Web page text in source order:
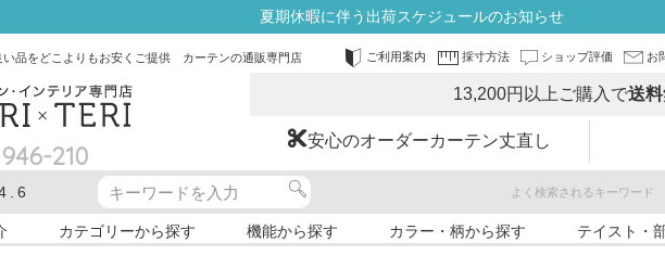
夏期休暇に伴う出荷スケジュールのお知らせ
い品をどこよりもお安くご提供 カーテンの通販専門店 ご利用案内 採寸方法 ショップ評価 お
210
13,200円以上ご購入で送
安心のオーダーカーテン丈直し
よく検索されるキーワード
カテゴリーから探す 機能から探す カラー・柄から探す テイスト・